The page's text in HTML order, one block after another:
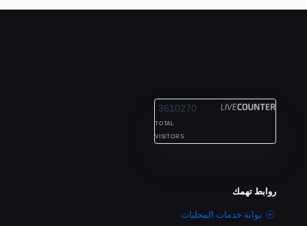
3610270
TOTAL
VISITORS
روابط تهمك
بوابة خدمات المحليات